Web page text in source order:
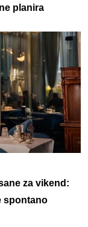
planira
za vikend:
spontano